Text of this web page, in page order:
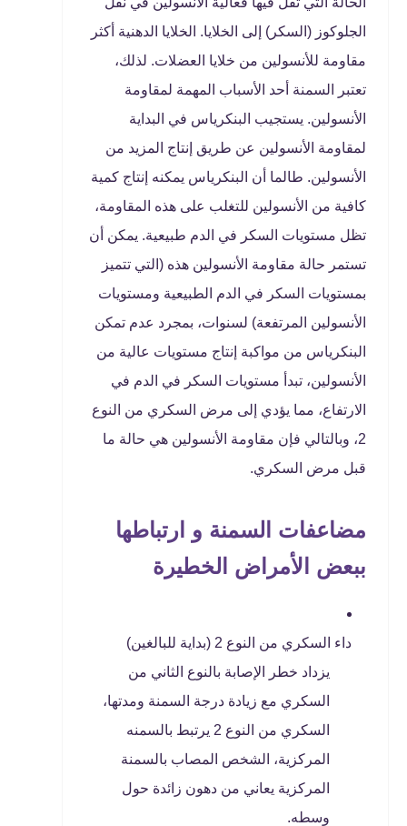
الجلوكوز (السكر) إلى الخلايا. الخلايا الدهنية أكثر
مقاومة للأنسولين من خلايا العضلات. لذلك،
تعتبر السمنة أحد الأسباب المهمة لمقاومة
الأنسولين. يستجيب البنكرياس في البداية
لمقاومة الأنسولين عن طريق إنتاج المزيد من
الأنسولين. طالما أن البنكرياس يمكنه إنتاج كمية
كافية من الأنسولين للتغلب على هذه المقاومة،
تظل مستويات السكر في الدم طبيعية. يمكن أن
تستمر حالة مقاومة الأنسولين هذه (التي تتميز
بمستويات السكر في الدم الطبيعية ومستويات
الأنسولين المرتفعة) لسنوات، بمجرد عدم تمكن
البنكرياس من مواكبة إنتاج مستويات عالية من
الأنسولين، تبدأ مستويات السكر في الدم في
الارتفاع، مما يؤدي إلى مرض السكري من النوع
2، وبالتالي فإن مقاومة الأنسولين هي حالة ما
قبل مرض السكري.
مضاعفات السمنة و ارتباطها
ببعض الأمراض الخطيرة
داء السكري من النوع 2 (بداية للبالغين)
يزداد خطر الإصابة بالنوع الثاني من
السكري مع زيادة درجة السمنة ومدتها،
السكري من النوع 2 يرتبط بالسمنه
المركزية، الشخص المصاب بالسمنة
المركزية يعاني من دهون زائدة حول
وسطه.